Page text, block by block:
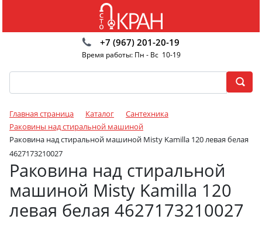
+7 (967) 201-20-19
Время работы: Пн - Вс 10-19
Главная страница Каталог
Сантехника
Раковины над стиральной машиной
Раковина над стиральной машиной Misty Kamilla 120 левая белая
4627173210027
Раковина над стиральной
машиной Misty Kamilla 120
левая белая 4627173210027